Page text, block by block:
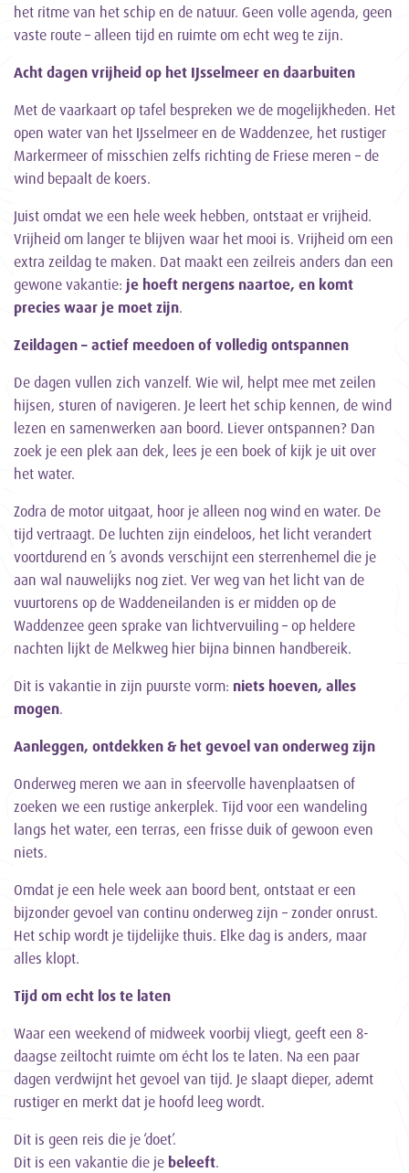
het ritme van het schip en de natuur. Geen volle agenda, geen
vaste route – alleen tijd en ruimte om echt weg te zijn.
Acht dagen vrijheid op het IJsselmeer en daarbuiten
Met de vaarkaart op tafel bespreken we de mogelijkheden. Het
open water van het IJsselmeer en de Waddenzee, het rustiger
Markermeer of misschien zelfs richting de Friese meren – de
wind bepaalt de koers.
Juist omdat we een hele week hebben, ontstaat er vrijheid.
Vrijheid om langer te blijven waar het mooi is. Vrijheid om een
extra zeildag te maken. Dat maakt een zeilreis anders dan een
gewone vakantie: je hoeft nergens naartoe, en komt
precies waar je moet zijn.
Zeildagen – actief meedoen of volledig ontspannen
De dagen vullen zich vanzelf. Wie wil, helpt mee met zeilen
hijsen, sturen of navigeren. Je leert het schip kennen, de wind
lezen en samenwerken aan boord. Liever ontspannen? Dan
zoek je een plek aan dek, lees je een boek of kijk je uit over
het water.
Zodra de motor uitgaat, hoor je alleen nog wind en water. De
tijd vertraagt. De luchten zijn eindeloos, het licht verandert
voortdurend en ’s avonds verschijnt een sterrenhemel die je
aan wal nauwelijks nog ziet. Ver weg van het licht van de
vuurtorens op de Waddeneilanden is er midden op de
Waddenzee geen sprake van lichtvervuiling – op heldere
nachten lijkt de Melkweg hier bijna binnen handbereik.
Dit is vakantie in zijn puurste vorm: niets hoeven, alles
mogen.
Aanleggen, ontdekken & het gevoel van onderweg zijn
Onderweg meren we aan in sfeervolle havenplaatsen of
zoeken we een rustige ankerplek. Tijd voor een wandeling
langs het water, een terras, een frisse duik of gewoon even
niets.
Omdat je een hele week aan boord bent, ontstaat er een
bijzonder gevoel van continu onderweg zijn – zonder onrust.
Het schip wordt je tijdelijke thuis. Elke dag is anders, maar
alles klopt.
Tijd om echt los te laten
Waar een weekend of midweek voorbij vliegt, geeft een 8-
daagse zeiltocht ruimte om écht los te laten. Na een paar
dagen verdwijnt het gevoel van tijd. Je slaapt dieper, ademt
rustiger en merkt dat je hoofd leeg wordt.
Dit is geen reis die je ‘doet’.
Dit is een vakantie die je beleeft.